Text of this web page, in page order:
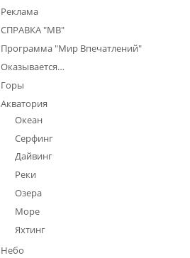
Реклама
СПРАВКА "МВ"
Программа "Мир Впечатлений"
Оказывается…
Горы
Акватория
Океан
Серфинг
Дайвинг
Реки
Озера
Море
Яхтинг
Небо